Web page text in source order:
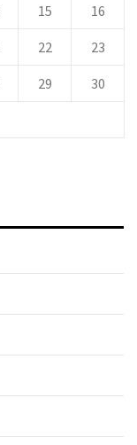
15 16
22 23
29 30